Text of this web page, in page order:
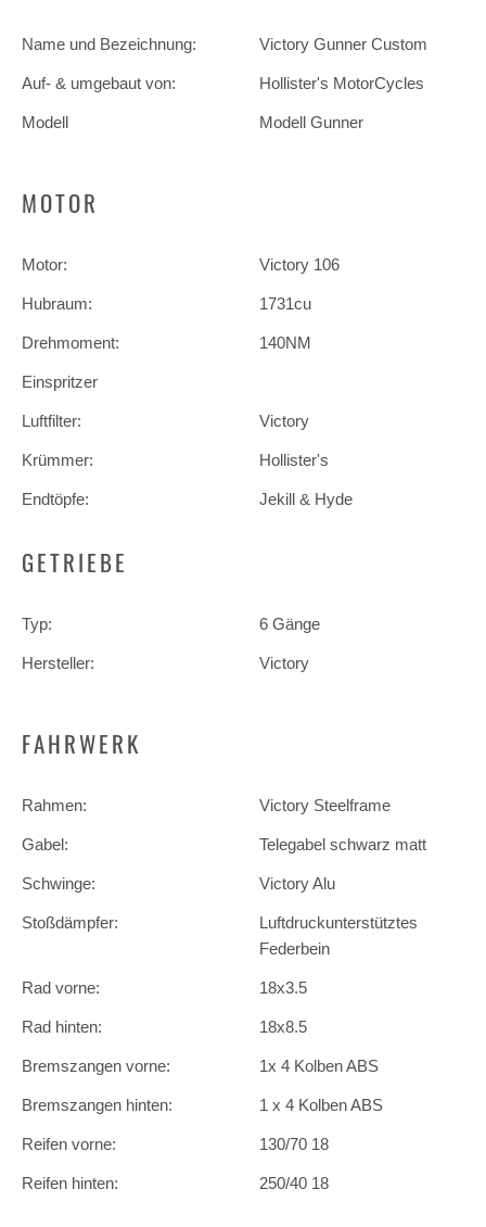
Name und Bezeichnung: Victory Gunner Custom
Auf- & umgebaut von: Hollister's MotorCycles
Modell Modell Gunner
MOTOR
Motor: Victory 106
Hubraum: 1731cu
Drehmoment: 140NM
Einspritzer
Luftfilter: Victory
Krümmer: Hollister's
Endtöpfe: Jekill & Hyde
GETRIEBE
Typ: 6 Gänge
Hersteller: Victory
FAHRWERK
Rahmen: Victory Steelframe
Gabel: Telegabel schwarz matt
Schwinge: Victory Alu
Stoßdämpfer:
Luftdruckunterstütztes
Federbein
Rad vorne: 18x3.5
Rad hinten: 18x8.5
Bremszangen vorne: 1x 4 Kolben ABS
Bremszangen hinten: 1 x 4 Kolben ABS
Reifen vorne: 130/70 18
Reifen hinten: 250/40 18